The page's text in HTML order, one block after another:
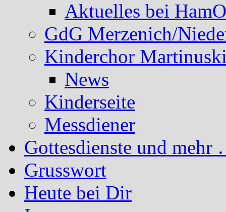
Aktuelles bei
GdG Merzenich/
Kinderchor
News
Kinderseite
Messdiener
Gottesdienste und mehr
Grusswort
Heute bei Dir